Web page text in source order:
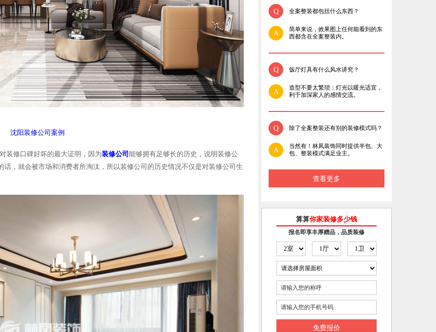
沈阳装修公司案例
装修口碑好坏的最大证明，因为装修公司 能够拥有足够长的历史，说明装修公
，就会被市场和消费者所淘汰，所以装修公司的历史情况不仅是对装修公司生
Q 全案整装都包括什么东西？
A
简单来说，效果图上任何能看到的东
西都含在全案整装内。
Q 饭厅灯具有什么风水讲究？
A
造型不要太繁琐；灯光以暖光适宜，
利于加深家人的感情交流。
Q 除了全案整装还有别的装修模式吗？
A
当然有！林凤装饰同时提供半包、大
包、整装模式满足业主。
查看更多
算算你家装修多少钱
报名即享丰厚赠品，品质装修
免费报价